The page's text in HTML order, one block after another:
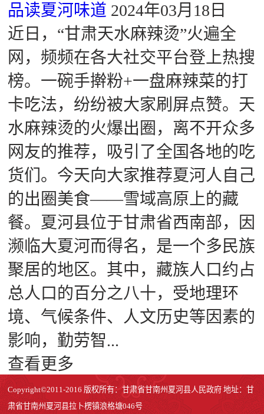
品读夏河味道 2024年03月18日
近日，“甘肃天水麻辣烫”火遍全
网，频频在各大社交平台登上热搜
榜。一碗手擀粉+一盘麻辣菜的打
卡吃法，纷纷被大家刷屏点赞。天
水麻辣烫的火爆出圈，离不开众多
网友的推荐，吸引了全国各地的吃
货们。今天向大家推荐夏河人自己
的出圈美食——雪域高原上的藏
餐。夏河县位于甘肃省西南部，因
濒临大夏河而得名，是一个多民族
聚居的地区。其中，藏族人口约占
总人口的百分之八十，受地理环
境、气候条件、人文历史等因素的
影响，勤劳智...
查看更多
Copyright©2011-2016 版权所有：甘肃省甘南州夏河县人民政府 地址：甘
肃省甘南州夏河县拉卜楞镇浪格塘046号